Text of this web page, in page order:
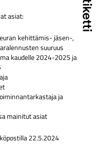
asiat:
kehittämis- jäsen-,
suuruus
kaudelle 2024-2025 ja
ja
mainitut asiat
22.5.2024